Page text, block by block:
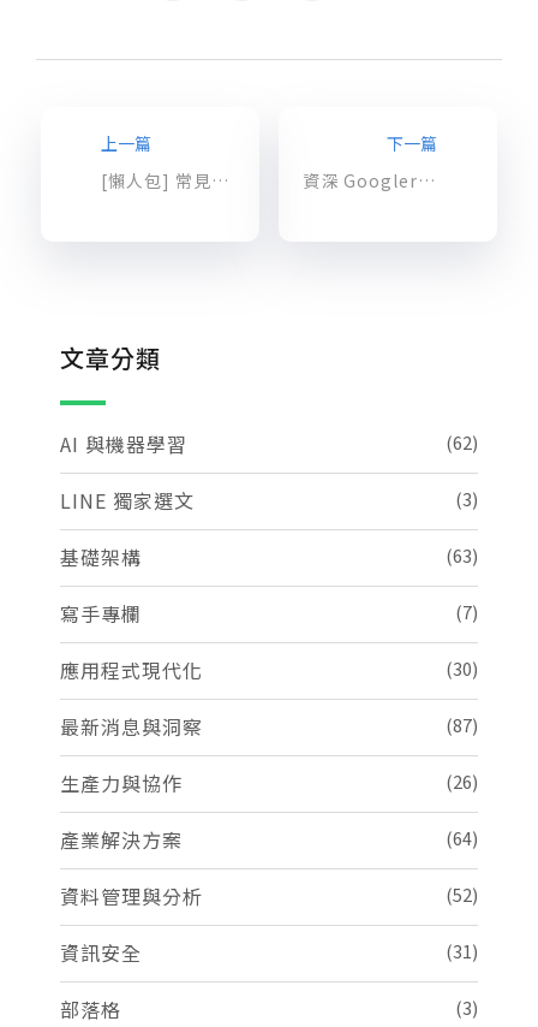
上一篇
[懶人包] 常見監督式機器學習演算法 – 機器學習兩大學習方法 (二)
下一篇
資深 Googler 告訴你：資料分析和人工智慧如何改變企業
文章分類
AI 與機器學習 (62)
LINE 獨家選文 (3)
基礎架構 (63)
寫手專欄 (7)
應用程式現代化 (30)
最新消息與洞察 (87)
生產力與協作 (26)
產業解決方案 (64)
資料管理與分析 (52)
資訊安全 (31)
部落格 (3)